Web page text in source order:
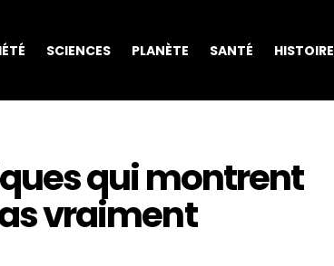
SCIENCES PLANÈTE SANTÉ HISTOIRE
qui montrent
vraiment